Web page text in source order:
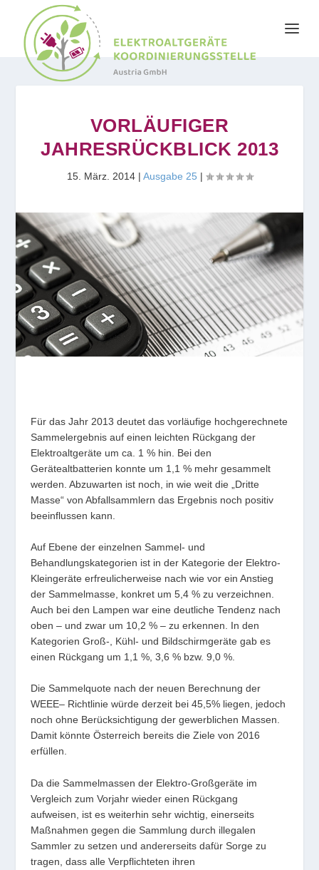
VORLÄUFIGER
JAHRESRÜCKBLICK 2013
15. März. 2014| Ausgabe 25 |
Für das Jahr 2013 deutet das vorläufige hochgerechnete
Sammelergebnis auf einen leichten Rückgang der
Elektroaltgeräte um ca. 1 % hin. Bei den
Gerätealtbatterien konnte um 1,1 % mehr gesammelt
werden. Abzuwarten ist noch, in wie weit die „Dritte
Masse“ von Abfallsammlern das Ergebnis noch positiv
beeinflussen kann.
Auf Ebene der einzelnen Sammel- und
Behandlungskategorien ist in der Kategorie der Elektro-
Kleingeräte erfreulicherweise nach wie vor ein Anstieg
der Sammelmasse, konkret um 5,4 % zu verzeichnen.
Auch bei den Lampen war eine deutliche Tendenz nach
oben – und zwar um 10,2 % – zu erkennen. In den
Kategorien Groß-, Kühl- und Bildschirmgeräte gab es
einen Rückgang um 1,1 %, 3,6 % bzw. 9,0 %.
Die Sammelquote nach der neuen Berechnung der
WEEE– Richtlinie würde derzeit bei 45,5% liegen, jedoch
noch ohne Berücksichtigung der gewerblichen Massen.
Damit könnte Österreich bereits die Ziele von 2016
erfüllen.
Da die Sammelmassen der Elektro-Großgeräte im
Vergleich zum Vorjahr wieder einen Rückgang
aufweisen, ist es weiterhin sehr wichtig, einerseits
Maßnahmen gegen die Sammlung durch illegalen
Sammler zu setzen und andererseits dafür Sorge zu
tragen, dass alle Verpflichteten ihren